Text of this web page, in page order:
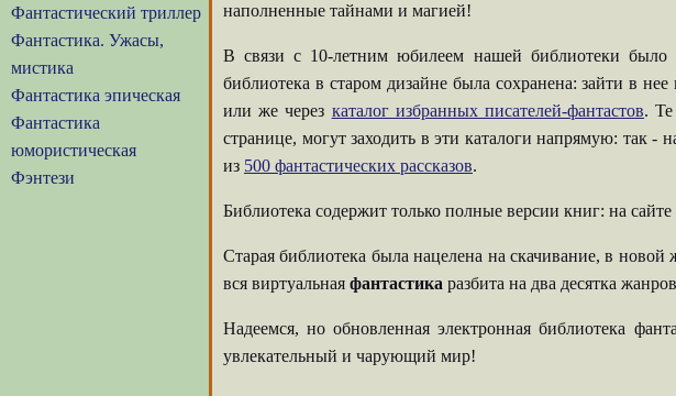
Фантастический триллер
Фантастика. Ужасы,
мистика
Фантастика эпическая
Фантастика
юмористическая
Фэнтези
наполненные тайнами и магией!
В связи с 10-летним юбилеем нашей библиотеки было
библиотека в старом дизайне была сохранена: зайти в
или же через каталог избранных писателей-фантастов.
странице, могут заходить в эти каталоги напрямую: так -
из 500 фантастических рассказов.
Библиотека содержит только полные версии книг: на
Старая библиотека была нацелена на скачивание, в
вся виртуальная фантастика разбита на два десятка
Надеемся, но обновленная электронная библиотека
увлекательный и чарующий мир!